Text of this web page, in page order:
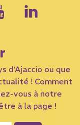
d’Ajaccio ou que
! Comment
vous à notre
à la page !